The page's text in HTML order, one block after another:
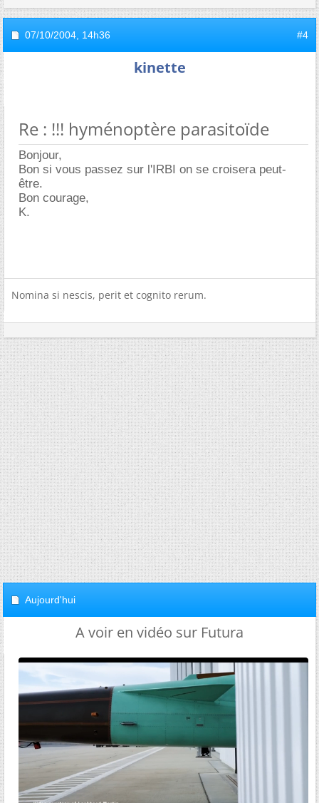
07/10/2004, 14h36 #4
kinette
Re : !!! hyménoptère parasitoïde
Bonjour,
Bon si vous passez sur l'IRBI on se croisera peut-
être.
Bon courage,
K.
Nomina si nescis, perit et cognito rerum.
Aujourd'hui
A voir en vidéo sur Futura